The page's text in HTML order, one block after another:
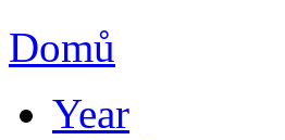
Domů
Year